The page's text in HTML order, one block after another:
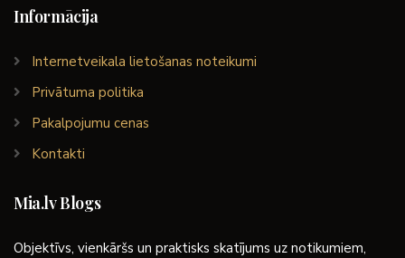
Informācija
Internetveikala lietošanas noteikumi
Privātuma politika
Pakalpojumu cenas
Kontakti
Mia.lv Blogs
Objektīvs, vienkāršs un praktisks skatījums uz notikumiem,